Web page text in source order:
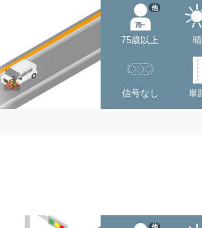
75歳以上
他
晴
信号なし 単